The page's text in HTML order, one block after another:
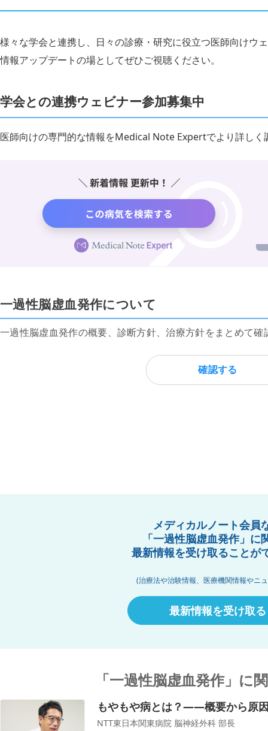
様々な学会と連携し、日々の診療・研究に役立つ医師向けウ
情報アップデートの場としてぜひご視聴ください。
学会との連携ウェビナー参加募集中
医師向けの専門的な情報をMedical Note Expertでより詳しく
一過性脳虚血発作について
一過性脳虚血発作の概要、診断方針、治療方針をまとめて
確認する
メディカルノート会員
「一過性脳虚血発作」に
最新情報を受け取ることが
(治療法や治験情報、医療機関情報やニ
最新情報を受け取る
「一過性脳虚血発作」に
もやもや病とは？――概要から原
NTT東日本関東病院 脳神経外科 部長